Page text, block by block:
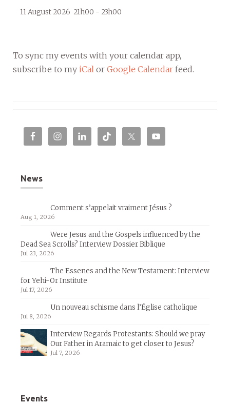
11 August 2026 21h00 - 23h00
To sync my events with your calendar app,
subscribe to my iCal or Google Calendar feed.
News
Comment s’appelait vraiment Jésus ?
Aug 1, 2026
Were Jesus and the Gospels influenced by the
Dead Sea Scrolls? Interview Dossier Biblique
Jul 23, 2026
The Essenes and the New Testament: Interview
for Yehi-Or Institute
Jul 17, 2026
Un nouveau schisme dans l’Église catholique
Jul 8, 2026
Interview Regards Protestants: Should we pray
Our Father in Aramaic to get closer to Jesus?
Jul 7, 2026
Events